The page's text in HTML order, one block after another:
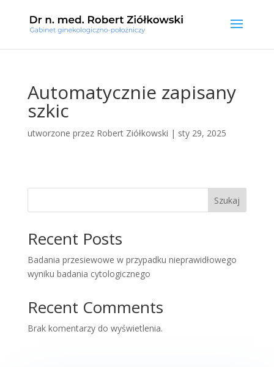
Automatycznie zapisany
szkic
utworzone przez Robert Ziółkowski | sty 29, 2025
Szukaj
Recent Posts
Badania przesiewowe w przypadku nieprawidłowego
wyniku badania cytologicznego
Recent Comments
Brak komentarzy do wyświetlenia.